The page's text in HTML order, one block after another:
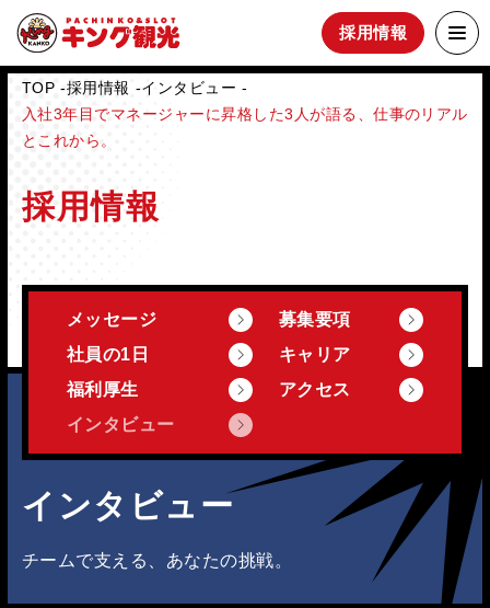
採用情報
TOP 採用情報
インタビュー
入社3年目でマネージャーに昇格した3人が語る、仕事のリアル
とこれから。
採用情報
メッセージ
募集要項
社員の1日
キャリア
福利厚生
アクセス
インタビュー
インタビュー
チームで支える、あなたの挑戦。